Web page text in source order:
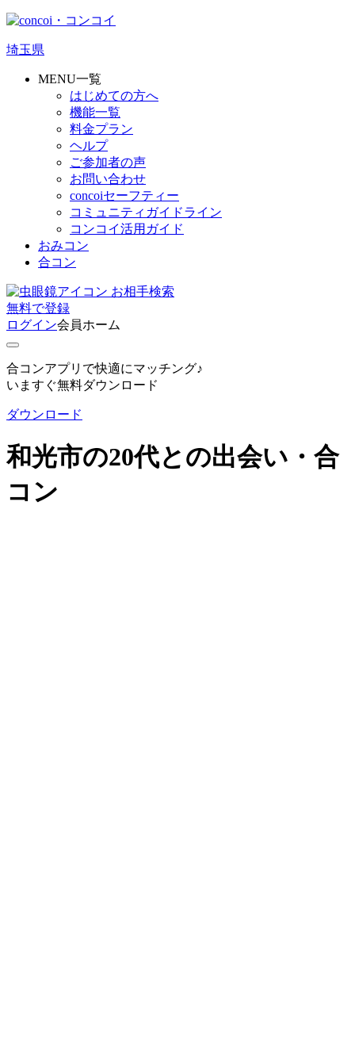
埼玉県
MENU一覧
はじめての方へ
機能一覧
料金プラン
ヘルプ
ご参加者の声
お問い合わせ
concoiセーフティー
コミュニティガイドライン
コンコイ活用ガイド
おみコン
合コン
お相手検索
無料で登録
ログイン会員ホーム
合コンアプリで快適にマッチング♪
いますぐ無料ダウンロード
ダウンロード
和光市の20代との出会い・合
コン